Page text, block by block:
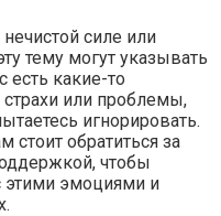
силе или
тему могут указывать
есть какие-то
или проблемы,
игнорировать.
стоит обратиться за
чтобы
этими эмоциями и